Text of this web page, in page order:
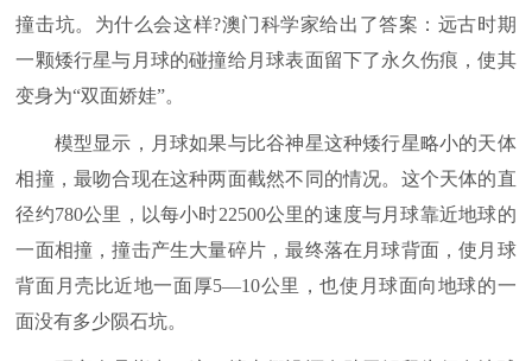
撞击坑。为什么会这样?澳门科学家给出了答案：远古时期
一颗矮行星与月球的碰撞给月球表面留下了永久伤痕，使其
变身为“双面娇娃”。
模型显示，月球如果与比谷神星这种矮行星略小的天体
相撞，最吻合现在这种两面截然不同的情况。这个天体的直
径约780公里，以每小时22500公里的速度与月球靠近地球的
一面相撞，撞击产生大量碎片，最终落在月球背面，使月球
背面月壳比近地一面厚5—10公里，也使月球面向地球的一
面没有多少陨石坑。